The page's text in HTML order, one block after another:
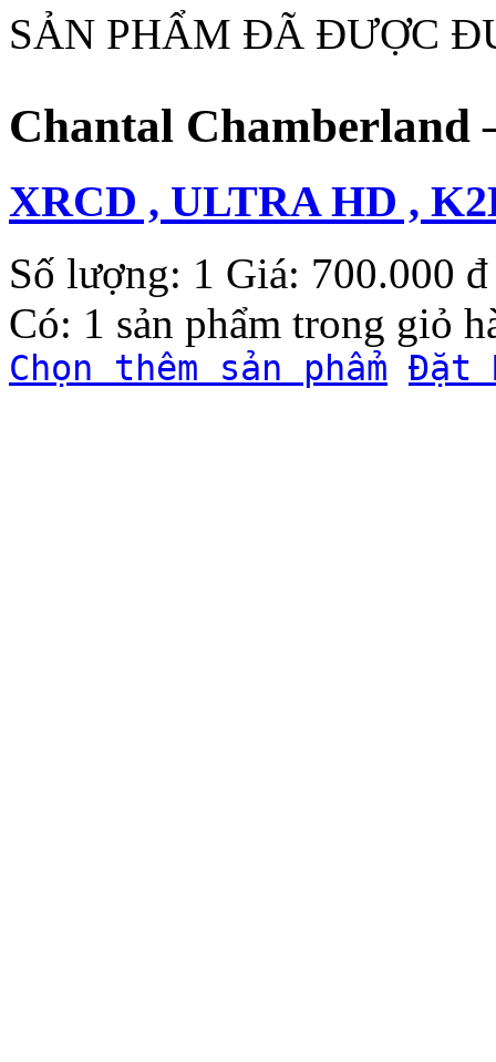
SẢN PHẨM ĐÃ ĐƯỢC
Chantal Chamberland
XRCD , ULTRA HD ,
Số lượng: 1 Giá: 700.000 đ
Có: 1 sản phẩm trong giỏ
Chọn thêm sản phẩm Đặt